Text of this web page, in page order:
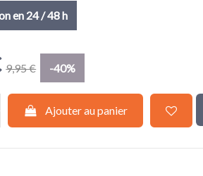
en 24 / 48 h
9,95 € -40%
Ajouter au panier